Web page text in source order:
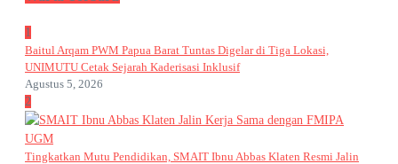
1
Baitul Arqam PWM Papua Barat Tuntas Digelar di Tiga Lokasi,
UNIMUTU Cetak Sejarah Kaderisasi Inklusif
Agustus 5, 2026
2
Tingkatkan Mutu Pendidikan, SMAIT Ibnu Abbas Klaten Resmi Jalin